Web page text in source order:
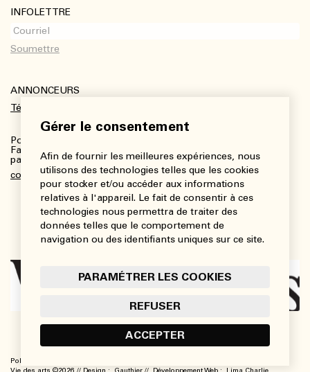
Gérer le consentement
Afin de fournir les meilleures expériences, nous
utilisons des technologies telles que les cookies
pour stocker et/ou accéder aux informations
relatives à l'appareil. Le fait de consentir à ces
technologies nous permettra de traiter des
données telles que le comportement de
navigation ou des identifiants uniques sur ce site.
PARAMÉTRER LES COOKIES
REFUSER
ACCEPTER
INFOLETTRE
ANNONCEURS
Télécharger le kit média
Pour plus de renseignements :
Fanny Charbonneau, Responsable des communications,
partenariats et publicités
communications@viedesarts.com
Politique de confidentialité
Vie des arts ©2026 // Design : Gauthier // Développement Web : Lima Charlie